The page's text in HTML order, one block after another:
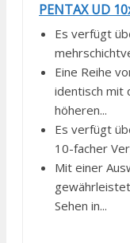
PENTAX UD
Es verfügt
Eine Reihe
identisch mit
höheren...
Es verfügt
10-facher
Mit einer
Sehen in...